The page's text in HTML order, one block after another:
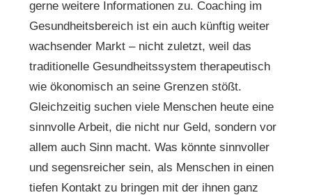
gerne weitere Informationen zu. Coaching im
Gesundheitsbereich ist ein auch künftig weiter
wachsender Markt – nicht zuletzt, weil das
traditionelle Gesundheitssystem therapeutisch
wie ökonomisch an seine Grenzen stößt.
Gleichzeitig suchen viele Menschen heute eine
sinnvolle Arbeit, die nicht nur Geld, sondern vor
allem auch Sinn macht. Was könnte sinnvoller
und segensreicher sein, als Menschen in einen
tiefen Kontakt zu bringen mit der ihnen ganz